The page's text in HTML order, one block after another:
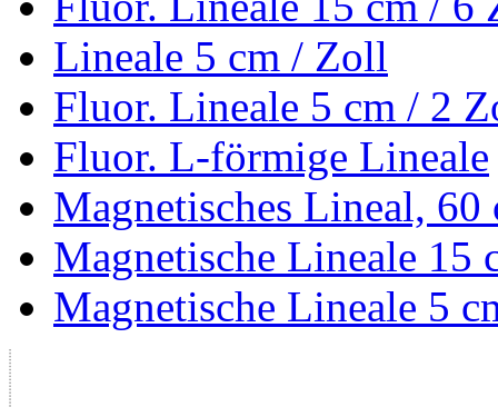
Lineale 5 cm / Zoll
Fluor. Lineale 5 cm / 2
Fluor. L-förmige Lineale
Magnetisches Lineal, 60
Magnetische Lineale 15
Magnetische Lineale 5